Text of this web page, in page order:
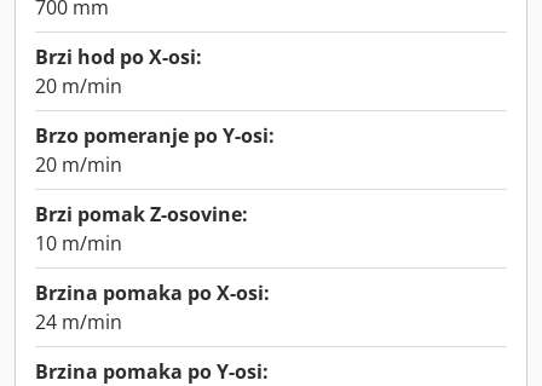
700 mm
Brzi hod po X-osi:
20 m/min
Brzo pomeranje po Y-osi:
20 m/min
Brzi pomak Z-osovine:
10 m/min
Brzina pomaka po X-osi:
24 m/min
Brzina pomaka po Y-osi: